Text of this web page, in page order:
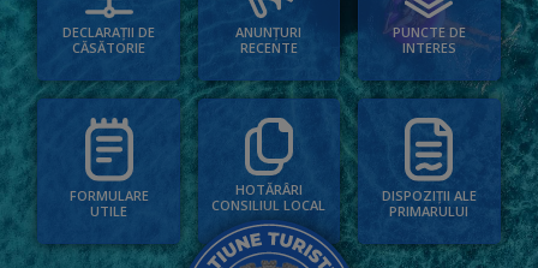
DECLARAȚII DE
CĂSĂTORIE
ANUNȚURI
RECENTE
PUNCTE DE
INTERES
FORMULARE
UTILE
HOTĂRÂRI
CONSILIUL LOCAL
DISPOZIȚII ALE
PRIMARULUI